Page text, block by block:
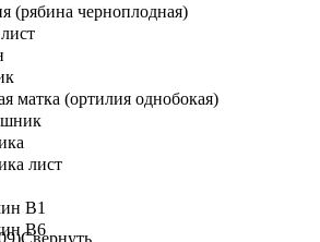
(рябина черноплодная)
матка (ортилия однобокая)
лист
B1
B6
Свернуть